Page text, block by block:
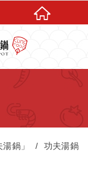
鍋」 功夫湯鍋